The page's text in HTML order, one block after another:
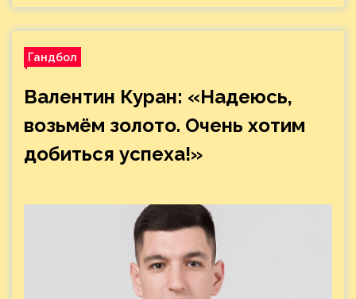
Гандбол
Валентин Куран: «Надеюсь,
возьмём золото. Очень хотим
добиться успеха!»